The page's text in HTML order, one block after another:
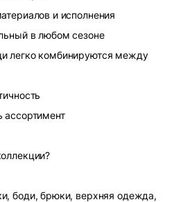
и исполнения
в любом сезоне
легко комбинируются между
ассортимент
боди, брюки, верхняя одежда,